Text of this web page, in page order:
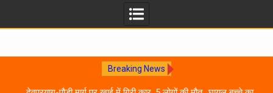
Breaking News